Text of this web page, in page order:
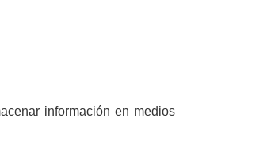
información en medios